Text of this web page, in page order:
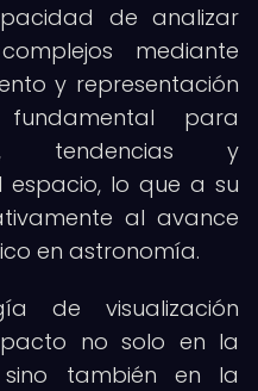
de analizar
mediante
y representación
para
tendencias y
lo que a su
al avance
en astronomía.
de visualización
no solo en la
sino también en la